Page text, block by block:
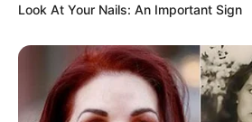
Look At Your Nails: An Important Sign